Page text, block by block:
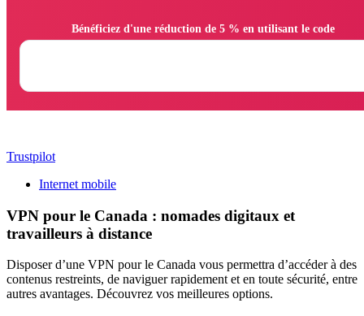
Trustpilot
Internet mobile
VPN pour le Canada : nomades digitaux et
travailleurs à distance
Disposer d’une VPN pour le Canada vous permettra d’accéder à des
contenus restreints, de naviguer rapidement et en toute sécurité, entre
autres avantages. Découvrez vos meilleures options.